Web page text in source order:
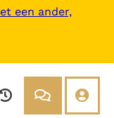
een ander,